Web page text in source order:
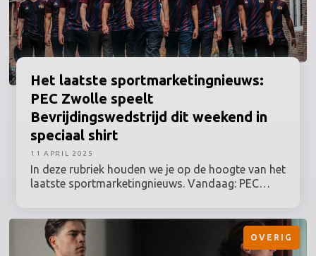
Het laatste sportmarketingnieuws:
PEC Zwolle speelt
Bevrijdingswedstrijd dit weekend in
speciaal shirt
In deze rubriek houden we je op de hoogte van het
laatste sportmarketingnieuws. Vandaag: PEC
sportwereld met samenwerking olympische
hockeysters en KNVB en DPG Media verlengen
11 APRIL 2025
OVERIG